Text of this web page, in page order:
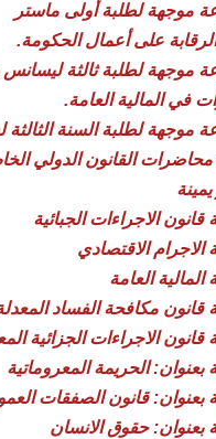
موجهة لطلبة أولى ماستر
على أعمال الحكومة.
موجهة لطلبة ثالثة ليسانس
في المالية العامة.
موجهة لطلبة السنة
الاجراءات الجبائية
الاقتصادي
العامة
مكافحة الفساد
الاجراءات الجزائية
الحريمة المعروماتية
قانون الصفقات
بعنوان: حقوق الانسان